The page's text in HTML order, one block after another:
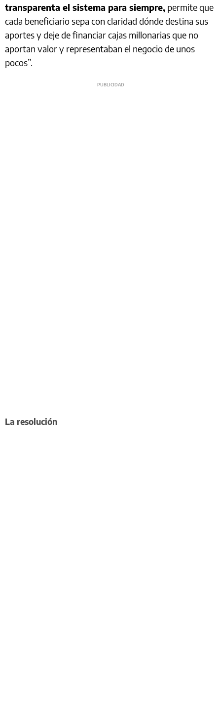
transparenta el sistema para siempre, permite que
cada beneficiario sepa con claridad dónde destina sus
aportes y deje de financiar cajas millonarias que no
aportan valor y representaban el negocio de unos
pocos”.
La resolución